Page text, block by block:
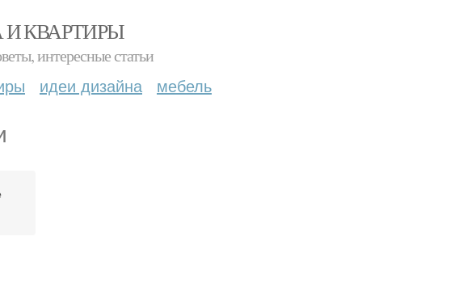
И КВАРТИРЫ
интересные статьи
идеи дизайна мебель